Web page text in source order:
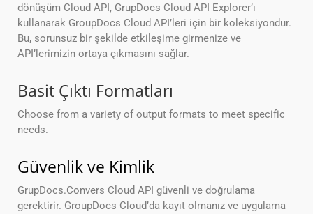
dönüşüm Cloud API, GrupDocs Cloud API Explorer’ı
kullanarak GroupDocs Cloud API’leri için bir koleksiyondur.
Bu, sorunsuz bir şekilde etkileşime girmenize ve
API’lerimizin ortaya çıkmasını sağlar.
Basit Çıktı Formatları
Choose from a variety of output formats to meet specific
needs.
Güvenlik ve Kimlik
GrupDocs.Convers Cloud API güvenli ve doğrulama
gerektirir. GroupDocs Cloud’da kayıt olmanız ve uygulama